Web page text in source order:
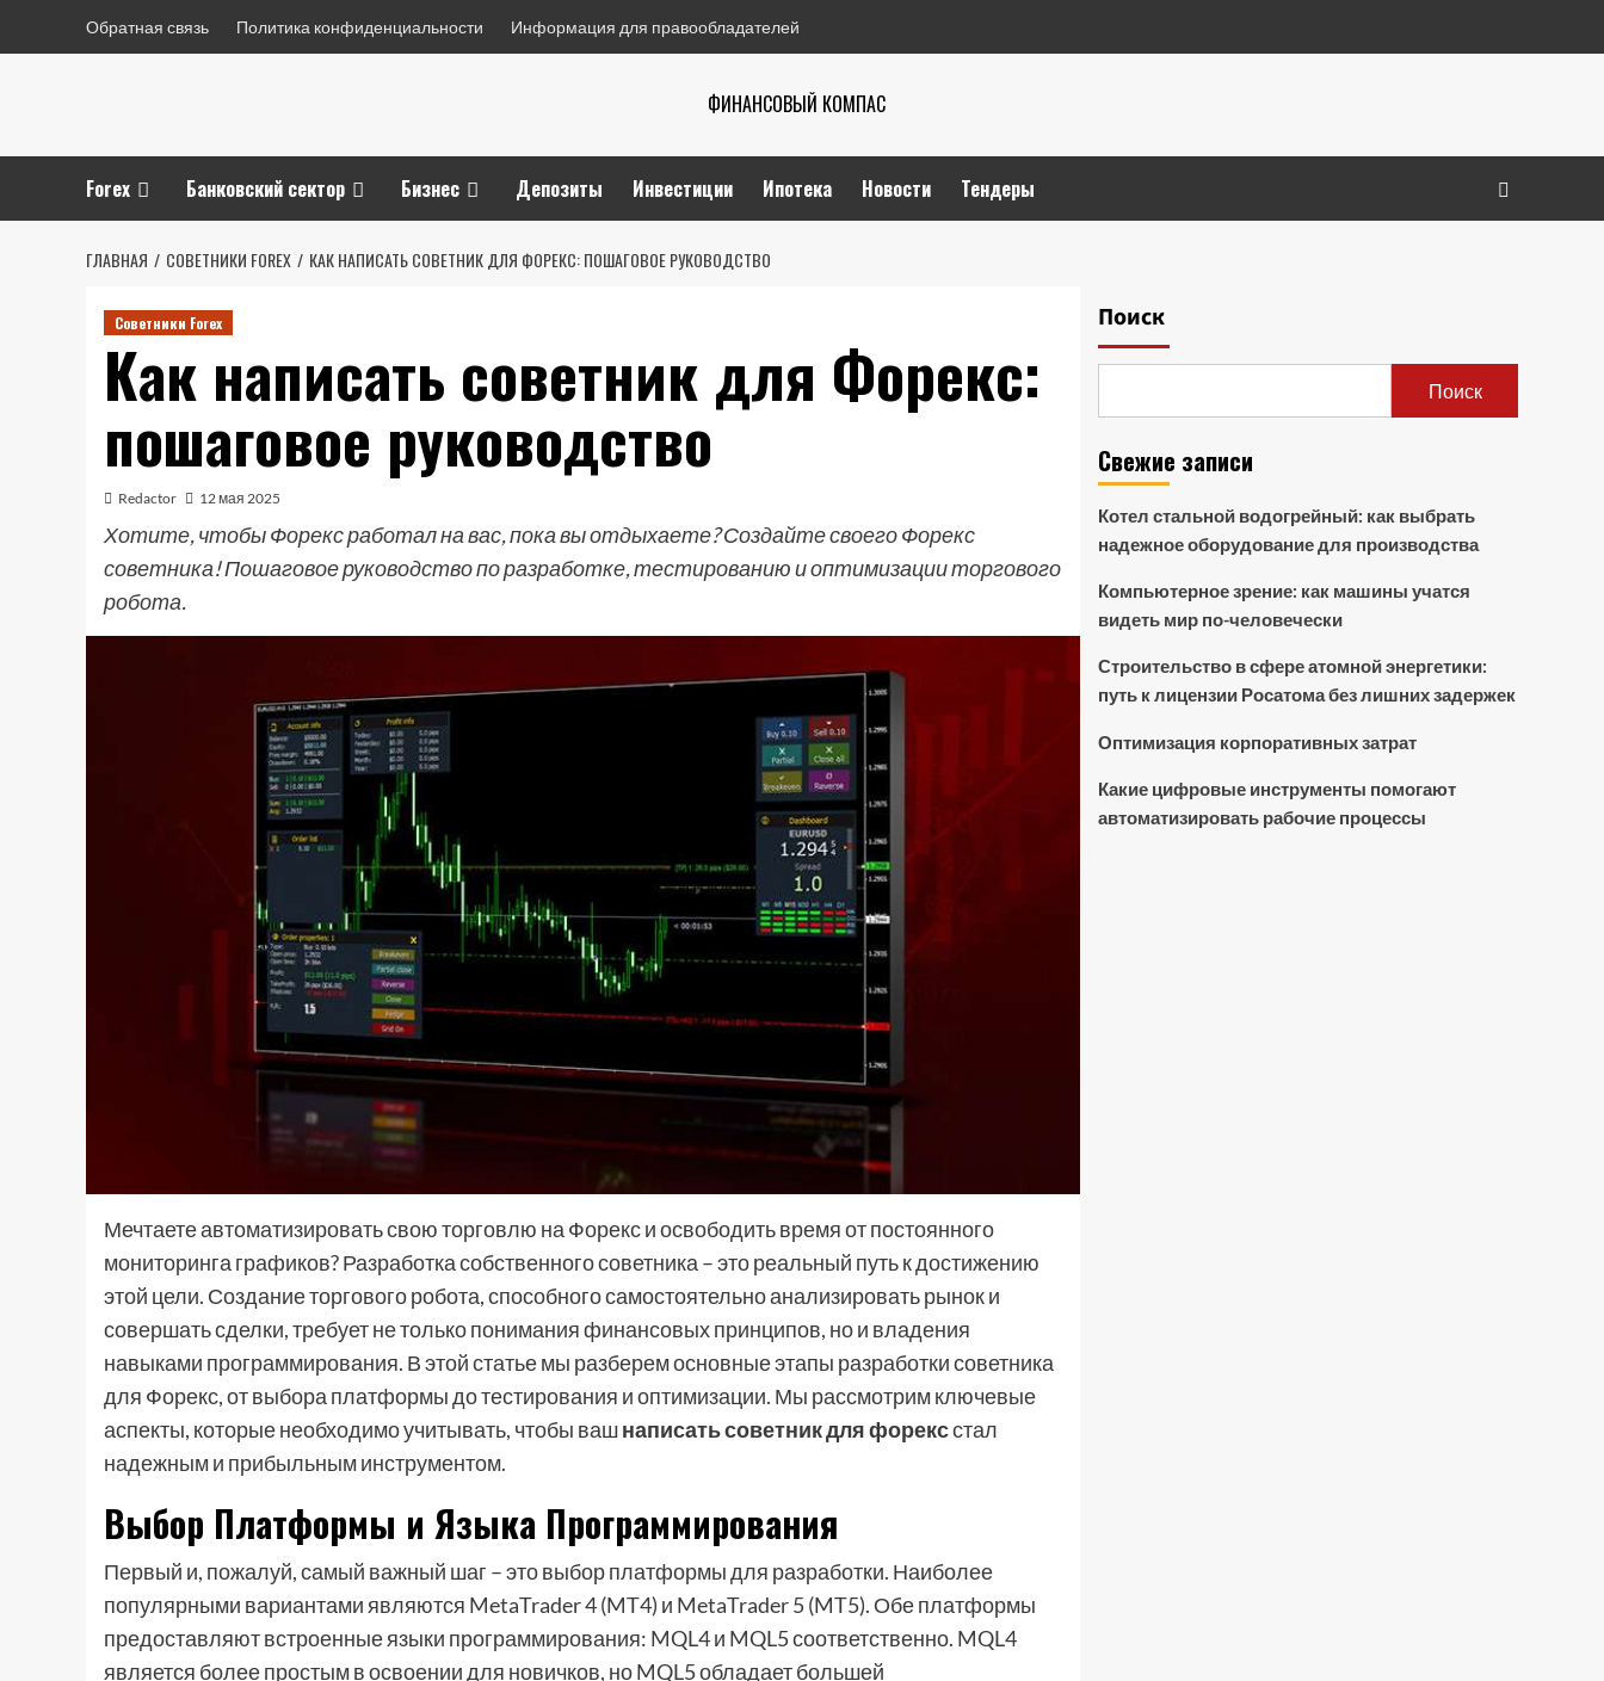
Обратная связь Политика конфиденциальности Информация для правообладателей
ФИНАНСОВЫЙ КОМПАС
Forex Банковский сектор Бизнес Депозиты Инвестиции Ипотека Новости Тендеры
ГЛАВНАЯ СОВЕТНИКИ FOREX КАК НАПИСАТЬ СОВЕТНИК ДЛЯ ФОРЕКС: ПОШАГОВОЕ РУКОВОДСТВО
Советники Forex
Как написать советник для Форекс:
пошаговое руководство
Redactor 12 мая 2025
Хотите, чтобы Форекс работал на вас, пока вы отдыхаете? Создайте своего Форекс
советника! Пошаговое руководство по разработке, тестированию и оптимизации торгового
робота.
Мечтаете автоматизировать свою торговлю на Форекс и освободить время от постоянного
мониторинга графиков? Разработка собственного советника – это реальный путь к достижению
этой цели. Создание торгового робота, способного самостоятельно анализировать рынок и
совершать сделки, требует не только понимания финансовых принципов, но и владения
навыками программирования. В этой статье мы разберем основные этапы разработки советника
для Форекс, от выбора платформы до тестирования и оптимизации. Мы рассмотрим ключевые
аспекты, которые необходимо учитывать, чтобы вашнаписать советник для форексстал
надежным и прибыльным инструментом.
Выбор Платформы и Языка Программирования
Первый и, пожалуй, самый важный шаг – это выбор платформы для разработки. Наиболее
популярными вариантами являются MetaTrader 4 (MT4) и MetaTrader 5 (MT5). Обе платформы
предоставляют встроенные языки программирования: MQL4 и MQL5 соответственно. MQL4
является более простым в освоении для новичков, но MQL5 обладает большей
Поиск
Поиск
Свежие записи
Котел стальной водогрейный: как выбрать
надежное оборудование для производства
Компьютерное зрение: как машины учатся
видеть мир по-человечески
Строительство в сфере атомной энергетики:
путь к лицензии Росатома без лишних задержек
Оптимизация корпоративных затрат
Какие цифровые инструменты помогают
автоматизировать рабочие процессы